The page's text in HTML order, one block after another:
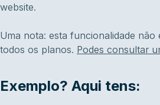
website.
Uma nota: esta funcionalidade não
todos os planos. Podes consultar
Exemplo? Aqui tens: